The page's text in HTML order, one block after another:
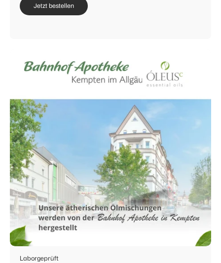
Jetzt bestellen
Laborgeprüft